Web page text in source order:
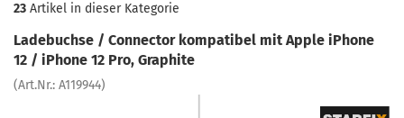
23 Artikel in dieser Kategorie
La­de­buch­se / Con­nec­tor kom­pa­ti­bel mit Apple iPho­ne
12 / iPho­ne 12 Pro, Gra­phi­te
(Art.Nr.: A119944)